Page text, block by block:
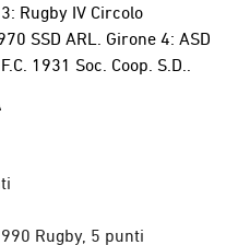
Rugby IV Circolo
SSD ARL. Girone 4: ASD
1931 Soc. Coop. S.D..
Rugby, 5 punti